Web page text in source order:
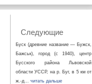
Следующие
Буск (древние название — Бужск,
Бажськ), город (с 1940), центр
Бусского района Львовской
области УССР, на р. Буг, в 5 км от
ж.-д… читать дальше